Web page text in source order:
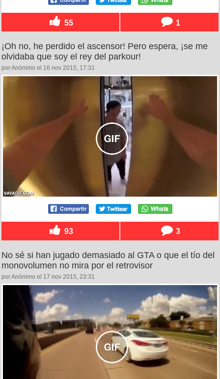
55 1
¡Oh no, he perdido el ascensor! Pero espera, ¡se me
olvidaba que soy el rey del parkour!
por Anónimo el 16 nov 2015, 17:31
93 3
No sé si han jugado demasiado al GTA o que el tío del
monovolumen no mira por el retrovisor
por Anónimo el 17 nov 2015, 23:31